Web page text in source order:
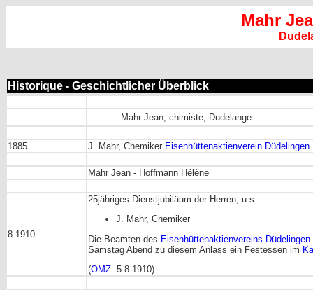
Mahr
Historique - Geschichtlicher Überblick
Mahr Jean, chimiste, Dudelange
1885 J. Mahr, Chemiker Eisenhüttenaktienverein Düdelingen
Mahr Jean - Hoffmann Hélène
8.1910
25jähriges Dienstjubiläum der Herren, u.s.:
J. Mahr, Chemiker
Die Beamten des Eisenhüttenaktienvereins Düdelingen
Samstag Abend zu diesem Anlass ein Festessen im
(OMZ: 5.8.1910)